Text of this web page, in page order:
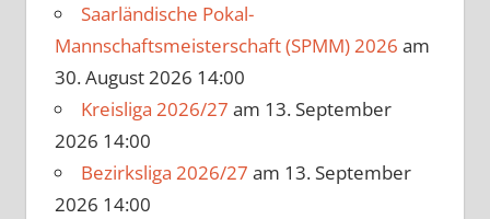
Saarländische Pokal-
Mannschaftsmeisterschaft (SPMM) 2026 am
30. August 2026 14:00
Kreisliga 2026/27 am 13. September
2026 14:00
Bezirksliga 2026/27 am 13. September
2026 14:00